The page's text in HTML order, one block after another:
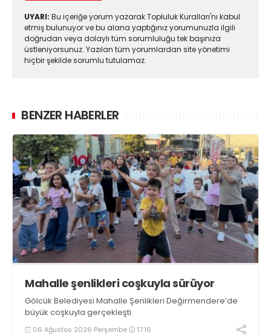
UYARI: Bu içeriğe yorum yazarak Topluluk Kuralları'nı kabul
etmiş bulunuyor ve bu alana yaptığınız yorumunuzla ilgili
doğrudan veya dolaylı tüm sorumluluğu tek başınıza
üstleniyorsunuz. Yazılan tüm yorumlardan site yönetimi
hiçbir şekilde sorumlu tutulamaz.
BENZER HABERLER
Mahalle şenlikleri coşkuyla sürüyor
Gölcük Belediyesi Mahalle Şenlikleri Değirmendere’de
büyük coşkuyla gerçekleşti
06 Ağustos 2026 Perşembe 17:16